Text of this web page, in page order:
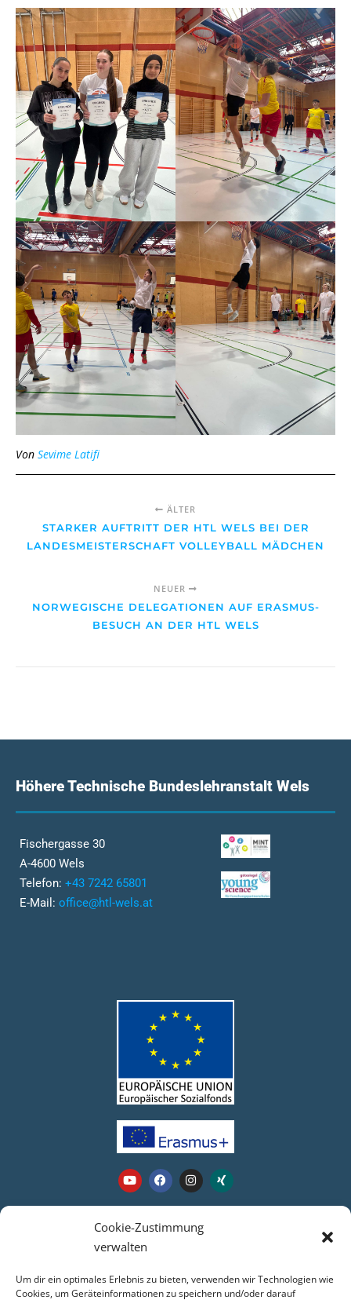
Cookie-Zustimmung
verwalten
Um dir ein optimales Erlebnis zu bieten, verwenden wir Technologien wie
Cookies, um Geräteinformationen zu speichern und/oder darauf
Von Sevime Latifi
ÄLTER
STARKER AUFTRITT DER HTL WELS BEI DER
LANDESMEISTERSCHAFT VOLLEYBALL MÄDCHEN
NEUER
NORWEGISCHE DELEGATIONEN AUF ERASMUS-
BESUCH AN DER HTL WELS
Höhere Technische Bundeslehranstalt Wels
Fischergasse 30
A-4600 Wels
Telefon: +43 7242 65801
E-Mail: office@htl-wels.at
Kontakt